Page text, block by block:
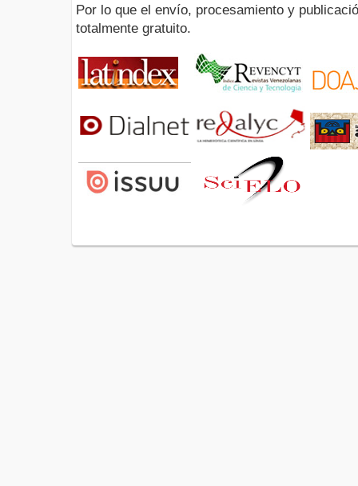
Por lo que el envío, procesamiento y
totalmente gratuito.